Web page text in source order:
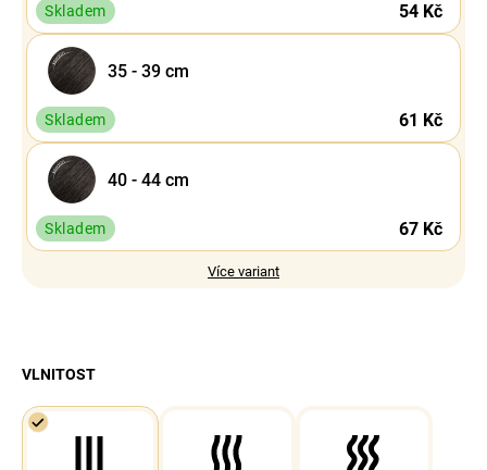
Skladem 54 Kč
35 - 39 cm
Skladem 61 Kč
40 - 44 cm
Skladem 67 Kč
Více variant
VLNITOST